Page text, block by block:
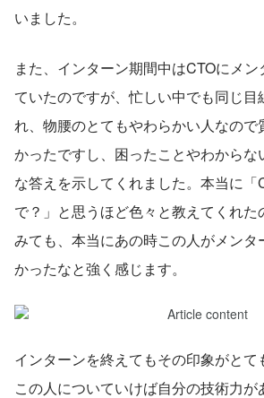
いました。
また、インターン期間中はCTOにメ
ていたのですが、忙しい中でも同じ目
れ、物腰のとてもやわらかい人なので
かったですし、困ったことやわからな
な答えを示してくれました。本当に「
で？」と思うほど色々と教えてくれた
みても、本当にあの時この人がメンタ
かったなと強く感じます。
インターンを終えてもその印象がとて
この人についていけば自分の技術力が